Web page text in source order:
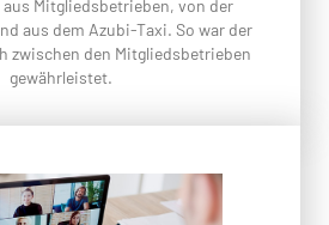
Mitgliedsbetrieben, von der
aus dem Azubi-Taxi. So war der
zwischen den Mitgliedsbetrieben
gewährleistet.